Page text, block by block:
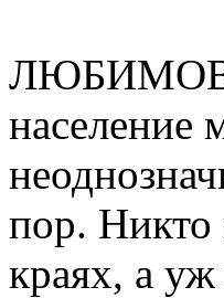
ЛЮБИМОВ в
население
пор. Никто
краях, а